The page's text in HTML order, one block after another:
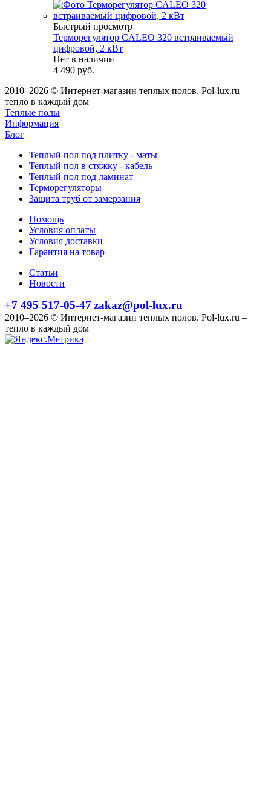
Быстрый просмотр
Терморегулятор CALEO 320 встраиваемый
цифровой, 2 кВт
Нет в наличии
4 490 руб.
2010–2026 © Интернет-магазин теплых полов. Pol-lux.ru –
тепло в каждый дом
Теплые полы
Информация
Блог
Теплый пол под плитку - маты
Теплый пол в стяжку - кабель
Теплый пол под ламинат
Терморегуляторы
Защита труб от замерзания
Помощь
Условия оплаты
Условия доставки
Гарантия на товар
Статьи
Новости
+7 495 517-05-47 zakaz@pol-lux.ru
2010–2026 © Интернет-магазин теплых полов. Pol-lux.ru –
тепло в каждый дом